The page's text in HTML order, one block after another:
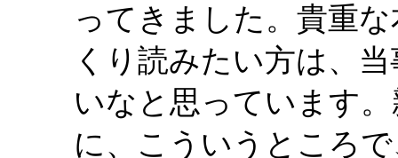
ってきました。貴重
くり読みたい方は、
いなと思っています
に、こういうところ